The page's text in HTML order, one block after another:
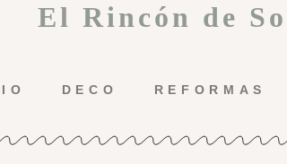
El Rincón de
DECO REFORMAS